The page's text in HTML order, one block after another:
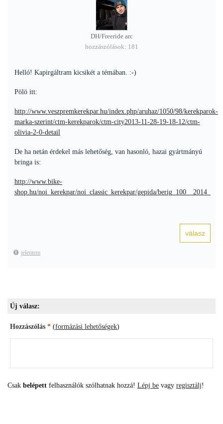
DH/Freeride arc
hozzászólások: 181
Helló! Kapirgáltram kicsikét a témában. :-)
Pölö itt:
http://www.veszpremkerekpar.hu/index.php/aruhaz/1050/98/kerekparok-
marka-szerint/ctm-kerekparok/ctm-city2013-11-28-19-18-12/ctm-
olivia-2-0-detail
De ha netán érdekel más lehetőség, van hasonló, hazai gyártmányú
bringa is:
http://www.bike-
shop.hu/noi_kerekpar/noi_classic_kerekpar/gepida/berig_100__2014_
jelentem
Új válasz:
Hozzászólás * (formázási lehetőségek)
Csak belépett felhasználók szólhatnak hozzá! Lépj be vagy regisztálj!